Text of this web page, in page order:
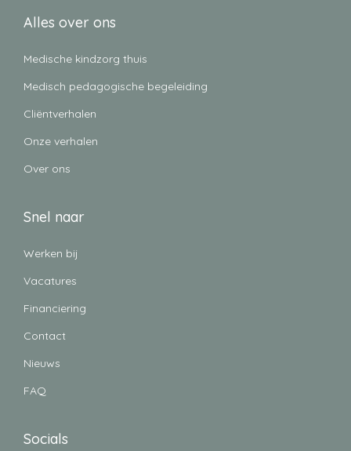
Alles over ons
Medische kindzorg thuis
Medisch pedagogische begeleiding
Cliëntverhalen
Onze verhalen
Over ons
Snel naar
Werken bij
Vacatures
Financiering
Contact
Nieuws
FAQ
Socials